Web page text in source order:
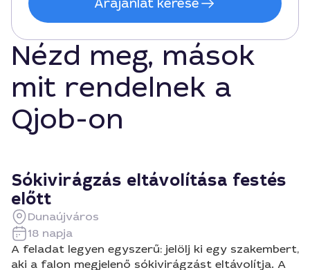
Árajánlat kérése
Nézd meg, mások
mit rendelnek a
Qjob-on
Sókivirágzás eltávolítása festés
előtt
Dunaújváros
18 napja
A feladat legyen egyszerű: jelölj ki egy szakembert,
aki a falon megjelenő sókivirágzást eltávolítja. A